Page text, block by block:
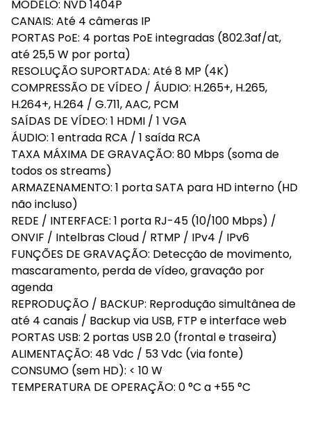
MODELO: NVD 1404P
CANAIS: Até 4 câmeras IP
PORTAS PoE: 4 portas PoE integradas (802.3af/at,
até 25,5 W por porta)
RESOLUÇÃO SUPORTADA: Até 8 MP (4K)
COMPRESSÃO DE VÍDEO / ÁUDIO: H.265+, H.265,
H.264+, H.264 / G.711, AAC, PCM
SAÍDAS DE VÍDEO: 1 HDMI / 1 VGA
ÁUDIO: 1 entrada RCA / 1 saída RCA
TAXA MÁXIMA DE GRAVAÇÃO: 80 Mbps (soma de
todos os streams)
ARMAZENAMENTO: 1 porta SATA para HD interno (HD
não incluso)
REDE / INTERFACE: 1 porta RJ-45 (10/100 Mbps) /
ONVIF / Intelbras Cloud / RTMP / IPv4 / IPv6
FUNÇÕES DE GRAVAÇÃO: Detecção de movimento,
mascaramento, perda de vídeo, gravação por
agenda
REPRODUÇÃO / BACKUP: Reprodução simultânea de
até 4 canais / Backup via USB, FTP e interface web
PORTAS USB: 2 portas USB 2.0 (frontal e traseira)
ALIMENTAÇÃO: 48 Vdc / 53 Vdc (via fonte)
CONSUMO (sem HD): < 10 W
TEMPERATURA DE OPERAÇÃO: 0 °C a +55 °C